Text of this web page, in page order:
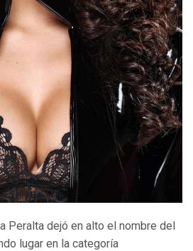
Peralta dejó en alto el nombre del
lugar en la categoría